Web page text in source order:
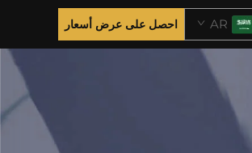
AR احصل على عرض أسعار